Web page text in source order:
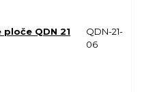
QDN 21
QDN-21-
06